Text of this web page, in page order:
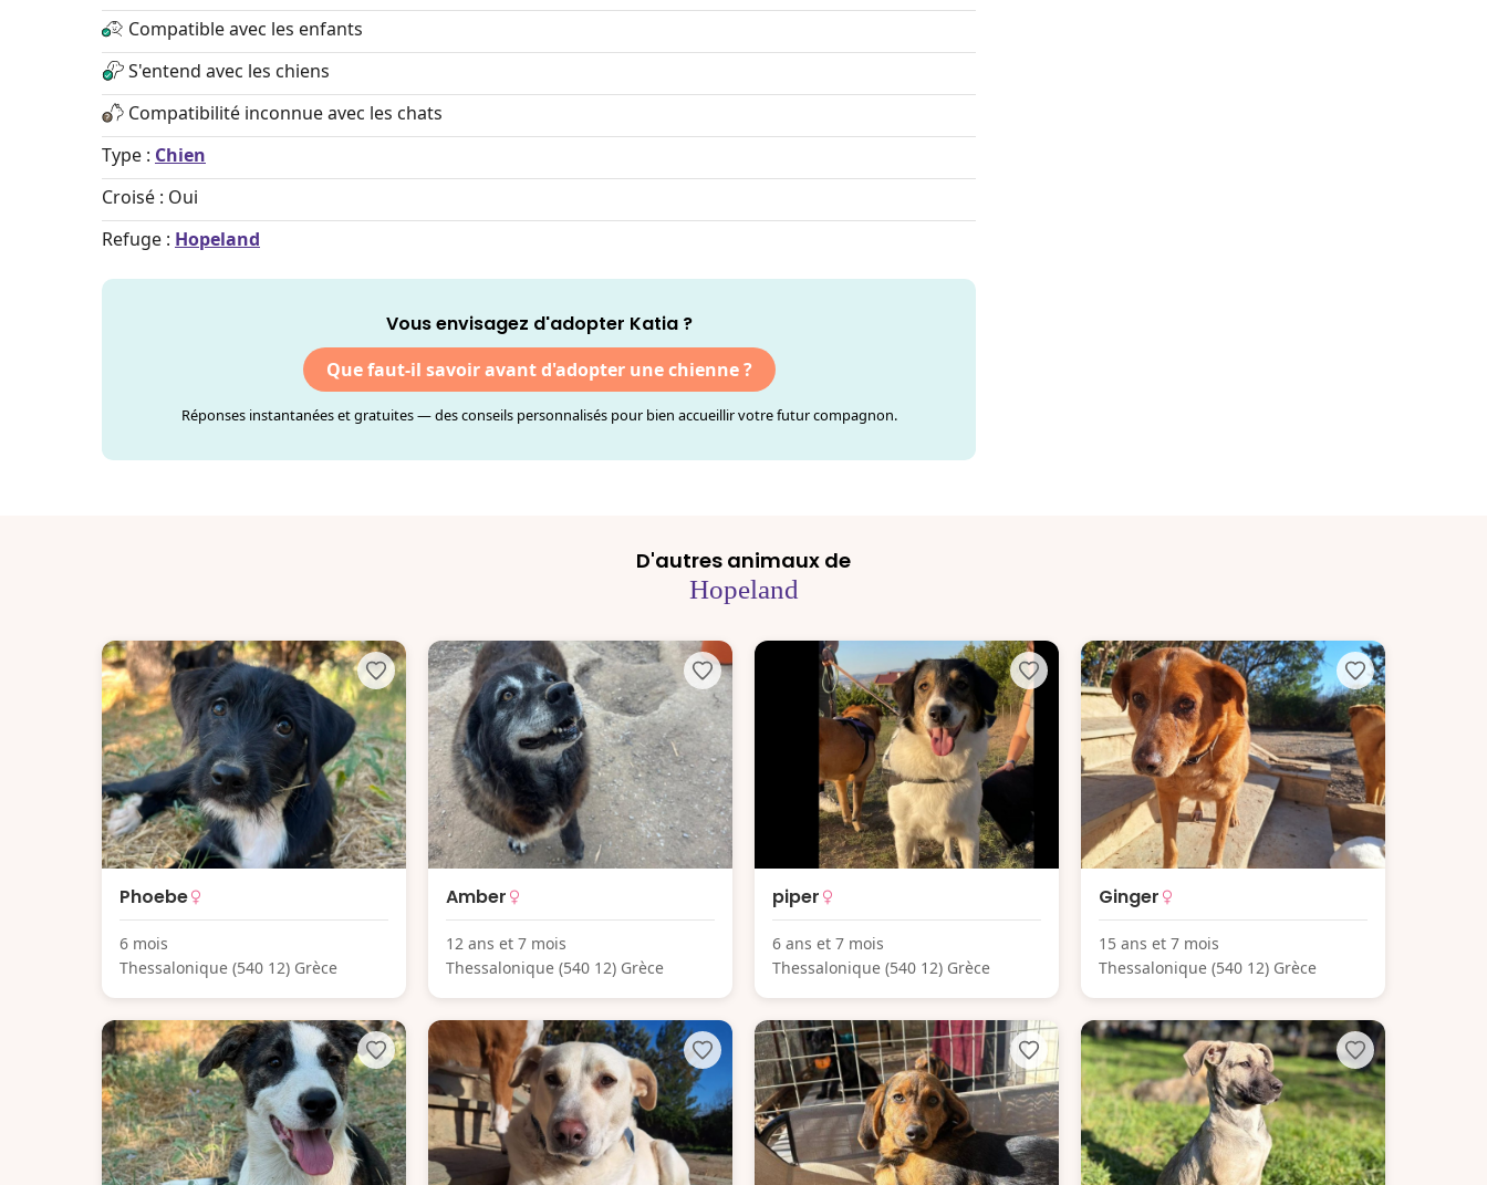
Compatible avec les enfants
S'entend avec les chiens
Compatibilité inconnue avec les chats
Type : Chien
Croisé : Oui
Refuge : Hopeland
Vous envisagez d'adopter Katia ?
Que faut-il savoir avant d'adopter une chienne ?
Réponses instantanées et gratuites — des conseils personnalisés pour bien accueillir votre futur compagnon.
D'autres animaux de
Hopeland
Phoebe
6 mois
Thessalonique (540 12) Grèce
Amber
12 ans et 7 mois
Thessalonique (540 12) Grèce
piper
6 ans et 7 mois
Thessalonique (540 12) Grèce
Ginger
15 ans et 7 mois
Thessalonique (540 12) Grèce